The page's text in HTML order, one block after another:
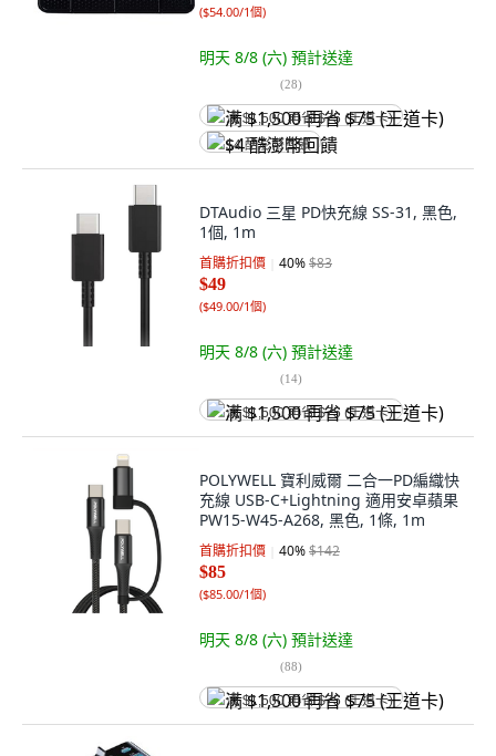
($54.00/1個)
明天 8/8 (六) 預計送達
(28)
满 $1,500 再省 $75 (王道卡)
$4 酷澎幣回饋
DTAudio 三星 PD快充線 SS-31, 黑色,
1個, 1m
首購折扣價 40%$83
$49
($49.00/1個)
明天 8/8 (六) 預計送達
(14)
满 $1,500 再省 $75 (王道卡)
POLYWELL 寶利威爾 二合一PD編織快
充線 USB-C+Lightning 適用安卓蘋果
PW15-W45-A268, 黑色, 1條, 1m
首購折扣價 40%$142
$85
($85.00/1個)
明天 8/8 (六) 預計送達
(88)
满 $1,500 再省 $75 (王道卡)